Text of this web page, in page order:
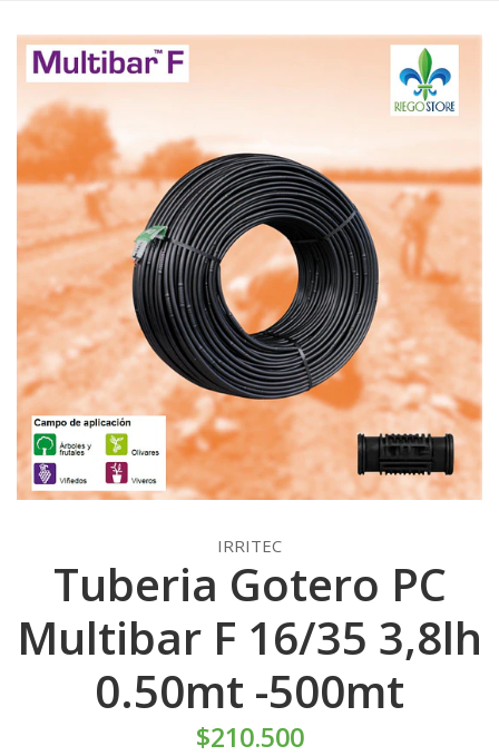
IRRITEC
Tuberia Gotero PC
Multibar F 16/35 3,8lh
0.50mt -500mt
$210.500